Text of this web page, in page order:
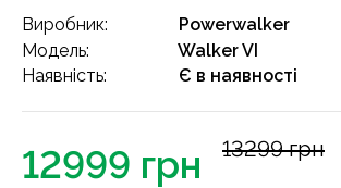
Виробник:
Powerwalker
Модель:
Walker VI
Наявність:
Є в наявності
12999 грн 13299 грн